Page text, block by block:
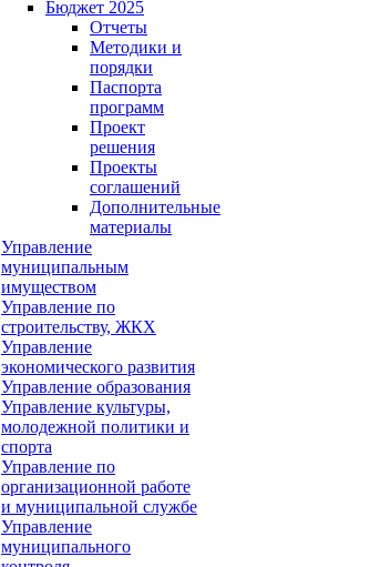
Бюджет 2025
Отчеты
Методики и
порядки
Паспорта
программ
Проект
решения
Проекты
соглашений
Дополнительные
материалы
Управление
муниципальным
имуществом
Управление по
строительству, ЖКХ
Управление
экономического развития
Управление образования
Управление культуры,
молодежной политики и
спорта
Управление по
организационной работе
и муниципальной службе
Управление
муниципального